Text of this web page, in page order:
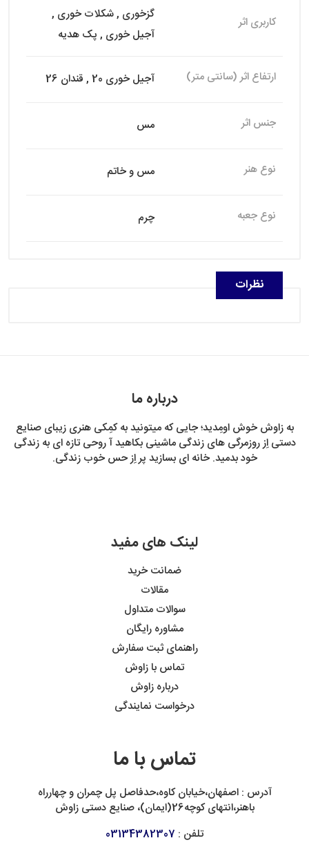
کاربری اثر
گزخوری , شکلات خوری ,
آجیل خوری , پک هدیه
ارتفاع اثر (سانتی متر) آجیل خوری 20 , قندان 26
جنس اثر مس
نوع هنر مس و خاتم
نوع جعبه چرم
نظرات
درباره ما
به زاوش خوش اومِدید؛ جایی که میتونید به کمِکی هنری زیبای صنایع
دستی اِز روزمرگی های زندگی ماشینی بکاهید آ روحی تازه ای به زندگی
خود بدمید. خانه ای بسازید پر اِز حس خوب زندگی.
لینک های مفید
ضمانت خرید
مقالات
سوالات متداول
مشاوره رایگان
راهنمای ثبت سفارش
تماس با زاوش
درباره زاوش
درخواست نمایندگی
تماس با ما
آدرس : اصفهان،خیابان کاوه،حدفاصل پل چمران و چهارراه
باهنر،انتهای کوچه26(ایمان)، صنایع دستی زاوش
تلفن : 03134382307